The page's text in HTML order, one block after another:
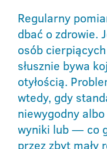
Regularny
dbać o zdrowie.
osób
słusznie bywa
otyłością.
wtedy, gdy
niewygodny
wyniki lub — co
przez zbyt mały